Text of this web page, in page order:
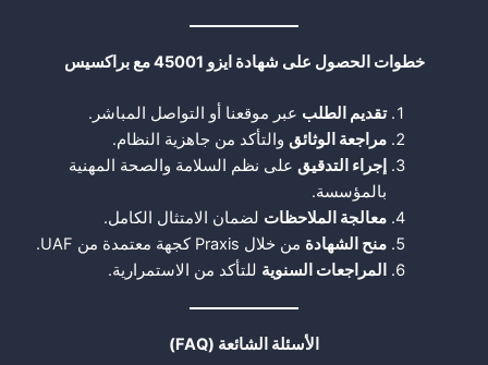
خطوات الحصول على شهادة ايزو 45001 مع براكسيس
تقديم الطلب عبر موقعنا أو التواصل المباشر.
مراجعة الوثائقوالتأكد من جاهزية النظام.
إجراء التدقيقعلى نظم السلامة والصحة المهنية
بالمؤسسة.
معالجة الملاحظات لضمان الامتثال الكامل.
منح الشهادة من خلال Praxis كجهة معتمدة من UAF.
المراجعات السنوية للتأكد من الاستمرارية.
الأسئلة الشائعة (FAQ)